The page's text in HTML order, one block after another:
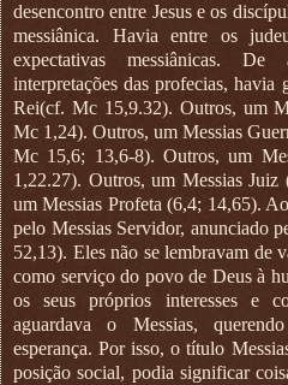
desencontro entre Jesus e os
messiânica. Havia entre os
expectativas messiânicas.
interpretações das profecias, havia
Rei(cf. Mc 15,9.32). Outros, um
Mc 1,24). Outros, um Messias
Mc 15,6; 13,6-8). Outros, um
1,22.27). Outros, um Messias
um Messias Profeta (6,4; 14,65).
pelo Messias Servidor, anunciado
52,13). Eles não se lembravam de
como serviço do povo de Deus à
os seus próprios interesses e
aguardava o Messias,
esperança. Por isso, o título
posição social, podia significar